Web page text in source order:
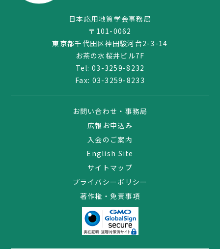
日本応用地質学会事務局
〒101-0062
東京都千代田区神田駿河台2-3-14
お茶の水桜井ビル7F
Tel:03-3259-8232
Fax: 03-3259-8233
お問い合わせ・事務局
広報お申込み
入会のご案内
English Site
サイトマップ
プライバシーポリシー
著作権・免責事項